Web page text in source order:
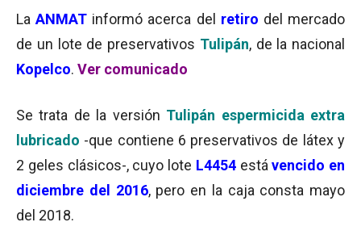
LaANMAT informó acerca del retiro del mercado
de un lote de preservativos Tulipán, de la nacional
Kopelco. Ver comunicado
Se trata de la versión Tulipán espermicida extra
lubricado -que contiene 6 preservativos de látex y
2 geles clásicos-, cuyo lote L4454 está vencido en
diciembre del 2016, pero en la caja consta mayo
del 2018.